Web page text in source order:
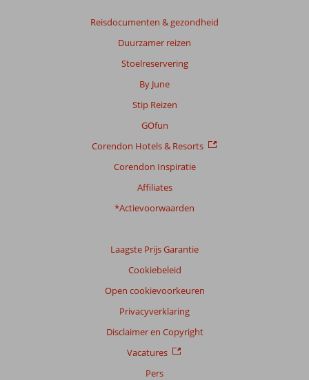
Reisdocumenten & gezondheid
Duurzamer reizen
Stoelreservering
By June
Stip Reizen
GOfun
Corendon Hotels & Resorts
Corendon Inspiratie
Affiliates
*Actievoorwaarden
Laagste Prijs Garantie
Cookiebeleid
Open cookievoorkeuren
Privacyverklaring
Disclaimer en Copyright
Vacatures
Pers